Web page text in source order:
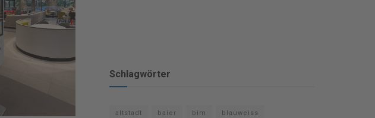
Schlagwörter
altstadt baier bim blauweiss